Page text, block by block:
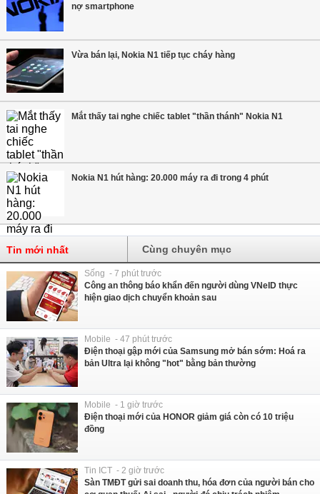
nợ smartphone
Vừa bán lại, Nokia N1 tiếp tục cháy hàng
Mắt thấy tai nghe chiếc tablet "thần thánh" Nokia N1
Nokia N1 hút hàng: 20.000 máy ra đi trong 4 phút
Tin mới nhất Cùng chuyên mục
Sống - 7 phút trước
Công an thông báo khẩn đến người dùng VNeID thực
hiện giao dịch chuyển khoản sau
Mobile - 47 phút trước
Điện thoại gập mới của Samsung mở bán sớm: Hoá ra
bản Ultra lại không "hot" bằng bản thường
Mobile - 1 giờ trước
Điện thoại mới của HONOR giảm giá còn có 10 triệu
đồng
Tin ICT - 2 giờ trước
Sàn TMĐT gửi sai doanh thu, hóa đơn của người bán cho